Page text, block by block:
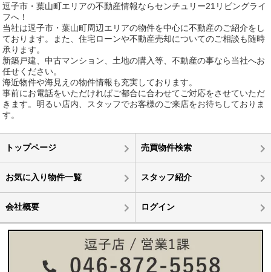
逗子市・葉山町エリアの不動産情報ならセンチュリー21リビングライ
フへ！
当社は逗子市・葉山町周辺エリアの物件を中心に不動産のご紹介をし
ております。また、住宅ローンや不動産売却についてのご相談も随時
承ります。
新築戸建、中古マンション、土地の購入等、不動産の事なら当社へお
任せください。
海近物件や海見えの物件情報も充実しております。
事前にお電話をいただければご都合に合わせてご対応をさせていただ
きます。明るい店内、スタッフでお客様のご来店をお待ちしておりま
す。
トップページ 売買物件検索
お気に入り物件一覧 スタッフ紹介
会社概要 ログイン